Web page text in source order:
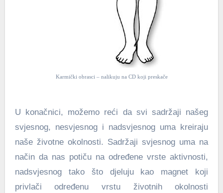
Karmički obrasci – nalikuju na CD koji preskače
U konačnici, možemo reći da svi sadržaji našeg
svjesnog, nesvjesnog i nadsvjesnog uma kreiraju
naše životne okolnosti. Sadržaji svjesnog uma na
način da nas potiču na određene vrste aktivnosti,
nadsvjesnog tako što djeluju kao magnet koji
privlači određenu vrstu životnih okolnosti